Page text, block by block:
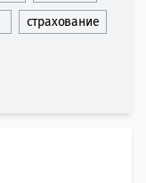
страхование